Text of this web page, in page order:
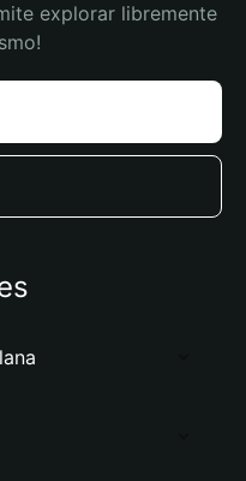
explorar libremente